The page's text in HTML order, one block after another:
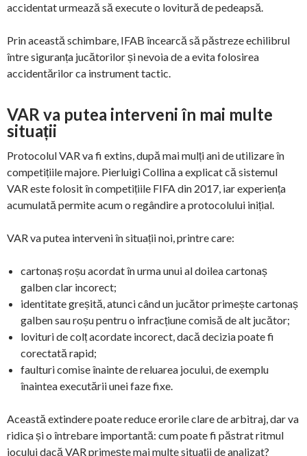
accidentat urmează să execute o lovitură de pedeapsă.
Prin această schimbare, IFAB încearcă să păstreze echilibrul
între siguranța jucătorilor și nevoia de a evita folosirea
accidentărilor ca instrument tactic.
VAR va putea interveni în mai multe
situații
Protocolul VAR va fi extins, după mai mulți ani de utilizare în
competițiile majore. Pierluigi Collina a explicat că sistemul
VAR este folosit în competițiile FIFA din 2017, iar experiența
acumulată permite acum o regândire a protocolului inițial.
VAR va putea interveni în situații noi, printre care:
cartonaș roșu acordat în urma unui al doilea cartonaș
galben clar incorect;
identitate greșită, atunci când un jucător primește cartonaș
galben sau roșu pentru o infracțiune comisă de alt jucător;
lovituri de colț acordate incorect, dacă decizia poate fi
corectată rapid;
faulturi comise înainte de reluarea jocului, de exemplu
înaintea executării unei faze fixe.
Această extindere poate reduce erorile clare de arbitraj, dar va
ridica și o întrebare importantă: cum poate fi păstrat ritmul
jocului dacă VAR primește mai multe situații de analizat?